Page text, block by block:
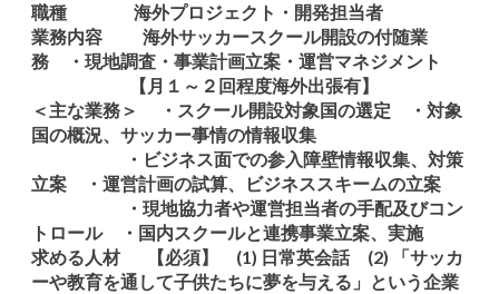
職種 海外プロジェクト・開発担当者
業務内容 海外サッカースクール開設の付随業
務 ・現地調査・事業計画立案・運営マネジメント
【月１～２回程度海外出張有】
＜主な業務＞ ・スクール開設対象国の選定 ・対象
国の概況、サッカー事情の情報収集
・ビジネス面での参入障壁情報収集、対策
立案 ・運営計画の試算、ビジネススキームの立案
・現地協力者や運営担当者の手配及びコン
トロール ・国内スクールと連携事業立案、実施
求める人材 【必須】 (1) 日常英会話 (2) 「サッカ
ーや教育を通して子供たちに夢を与える」という企業